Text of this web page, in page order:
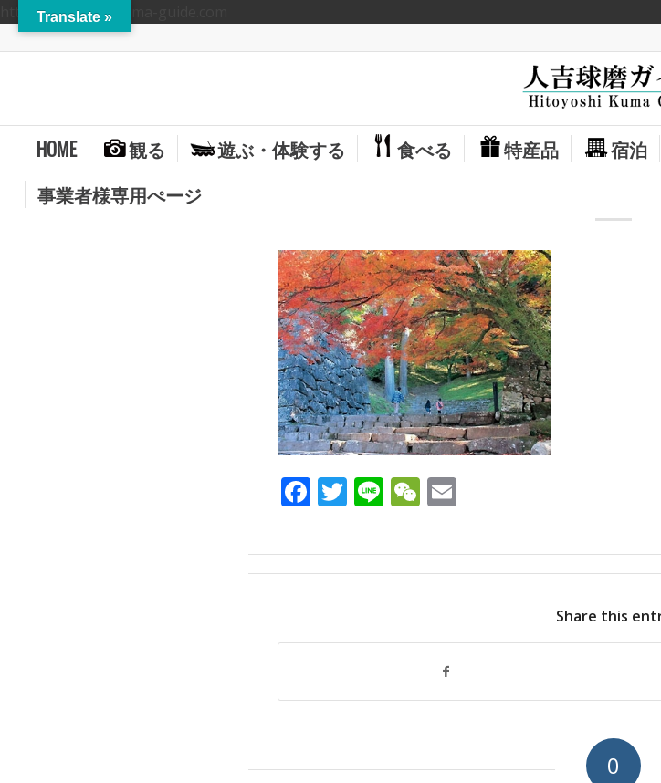
https://hitoyoshikuma-guide.com
HOME 観る 遊ぶ・体験する 食べる 特産品 宿泊
事業者様専用ぺージ
Facebook
Twitter
LineWeChat
Share this
0
Translate »